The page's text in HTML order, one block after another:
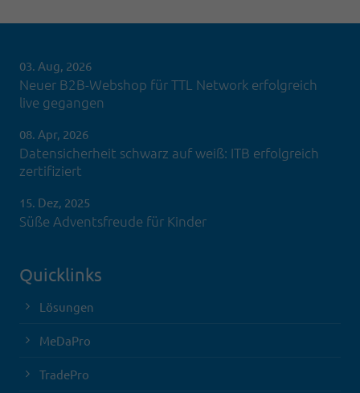
03. Aug, 2026
Neuer B2B-Webshop für TTL Network erfolgreich
live gegangen
08. Apr, 2026
Datensicherheit schwarz auf weiß: ITB erfolgreich
zertifiziert
15. Dez, 2025
Süße Adventsfreude für Kinder
Quicklinks
Lösungen
MeDaPro
TradePro